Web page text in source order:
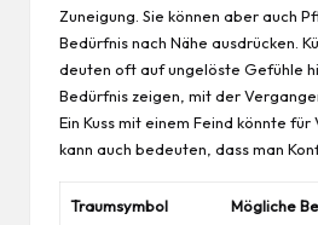
Zuneigung. Sie können aber auch
Bedürfnis nach Nähe ausdrücken.
deuten oft auf ungelöste Gefühle
Bedürfnis zeigen, mit der
Ein Kuss mit einem Feind könnte für
kann auch bedeuten, dass man
Traumsymbol Mögliche